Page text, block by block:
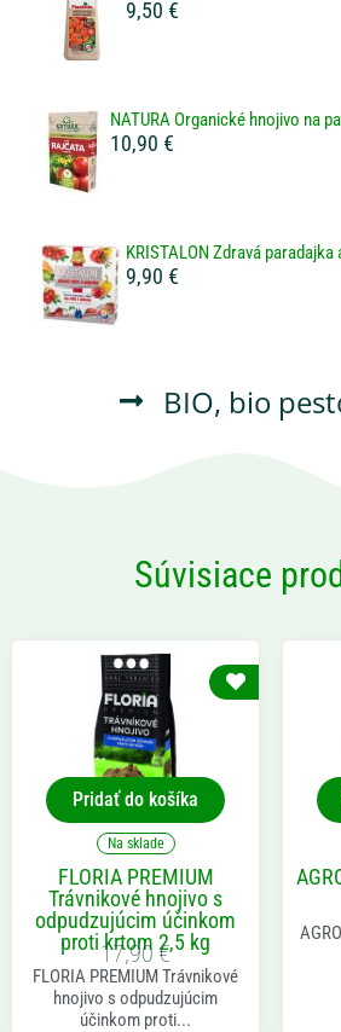
9,50 €
NATURA Organické hnojivo na
10,90 €
KRISTALON Zdravá paradajka
9,90 €
BIO, bio
Súvisiace
Pridať do košíka
Na sklade
FLORIA PREMIUM
Trávnikové hnojivo s
odpudzujúcim účinkom
proti krtom 2,5 kg
17,90 €
FLORIA PREMIUM Trávnikové
hnojivo s odpudzujúcim
účinkom proti...